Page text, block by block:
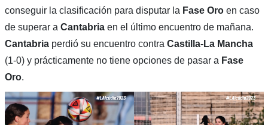
conseguir la clasificación para disputar la Fase Oroen caso
de superar a Cantabriaen el último encuentro de mañana.
Cantabriaperdió su encuentro contra Castilla-La Mancha
(1-0) y prácticamente no tiene opciones de pasar a Fase
Oro.